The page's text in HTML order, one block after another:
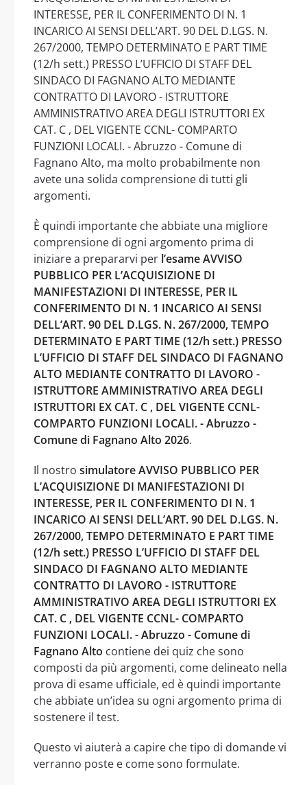
INTERESSE, PER IL CONFERIMENTO DI N. 1
INCARICO AI SENSI DELL’ART. 90 DEL D.LGS. N.
267/2000, TEMPO DETERMINATO E PART TIME
(12/h sett.) PRESSO L’UFFICIO DI STAFF DEL
SINDACO DI FAGNANO ALTO MEDIANTE
CONTRATTO DI LAVORO - ISTRUTTORE
AMMINISTRATIVO AREA DEGLI ISTRUTTORI EX
CAT. C , DEL VIGENTE CCNL- COMPARTO
FUNZIONI LOCALI. - Abruzzo - Comune di
Fagnano Alto, ma molto probabilmente non
avete una solida comprensione di tutti gli
argomenti.
È quindi importante che abbiate una migliore
comprensione di ogni argomento prima di
iniziare a prepararvi per l’esame AVVISO
PUBBLICO PER L’ACQUISIZIONE DI
MANIFESTAZIONI DI INTERESSE, PER IL
CONFERIMENTO DI N. 1 INCARICO AI SENSI
DELL’ART. 90 DEL D.LGS. N. 267/2000, TEMPO
DETERMINATO E PART TIME (12/h sett.) PRESSO
L’UFFICIO DI STAFF DEL SINDACO DI FAGNANO
ALTO MEDIANTE CONTRATTO DI LAVORO -
ISTRUTTORE AMMINISTRATIVO AREA DEGLI
ISTRUTTORI EX CAT. C , DEL VIGENTE CCNL-
COMPARTO FUNZIONI LOCALI. - Abruzzo -
Comune di Fagnano Alto 2026.
Il nostro simulatore AVVISO PUBBLICO PER
L’ACQUISIZIONE DI MANIFESTAZIONI DI
INTERESSE, PER IL CONFERIMENTO DI N. 1
INCARICO AI SENSI DELL’ART. 90 DEL D.LGS. N.
267/2000, TEMPO DETERMINATO E PART TIME
(12/h sett.) PRESSO L’UFFICIO DI STAFF DEL
SINDACO DI FAGNANO ALTO MEDIANTE
CONTRATTO DI LAVORO - ISTRUTTORE
AMMINISTRATIVO AREA DEGLI ISTRUTTORI EX
CAT. C , DEL VIGENTE CCNL- COMPARTO
FUNZIONI LOCALI. - Abruzzo - Comune di
Fagnano Alto contiene dei quiz che sono
composti da più argomenti, come delineato nella
prova di esame ufficiale, ed è quindi importante
che abbiate un’idea su ogni argomento prima di
sostenere il test.
Questo vi aiuterà a capire che tipo di domande vi
verranno poste e come sono formulate.